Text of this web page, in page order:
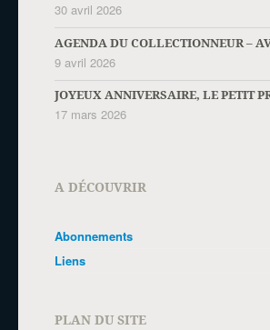
30 avril 2026
AGENDA DU COLLECTIONNEUR –
9 avril 2026
JOYEUX ANNIVERSAIRE, LE PETIT
17 mars 2026
A DÉCOUVRIR
Abonnements
Liens
PLAN DU SITE